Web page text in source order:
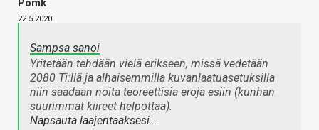
Pomk
22.5.2020
Sampsa sanoi
Yritetään tehdään vielä erikseen, missä vedetään
2080 Ti:llä ja alhaisemmilla kuvanlaatuasetuksilla
niin saadaan noita teoreettisia eroja esiin (kunhan
suurimmat kiireet helpottaa).
Napsauta laajentaaksesi…